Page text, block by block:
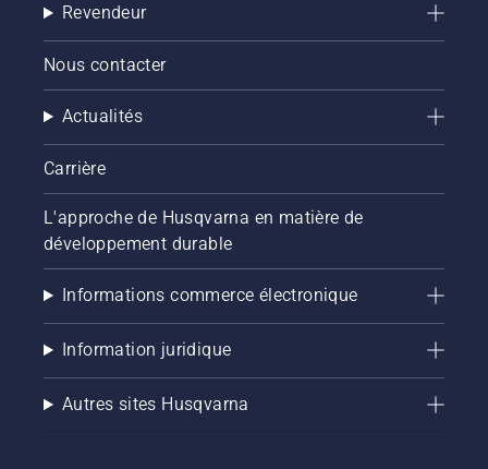
Revendeur
Nous contacter
Actualités
Carrière
L'approche de Husqvarna en matière de
développement durable
Informations commerce électronique
Information juridique
Autres sites Husqvarna